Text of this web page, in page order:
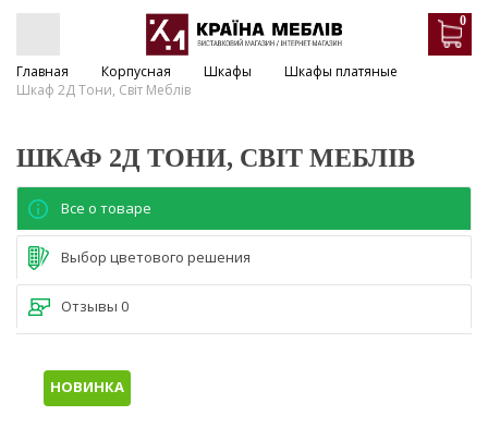
0
Главная Корпусная Шкафы
Шкафы платяные
Шкаф 2Д Тони, Світ Меблів
ШКАФ 2Д ТОНИ, СВІТ МЕБЛІВ
Все о товаре
Выбор цветового решения
Отзывы 0
НОВИНКА